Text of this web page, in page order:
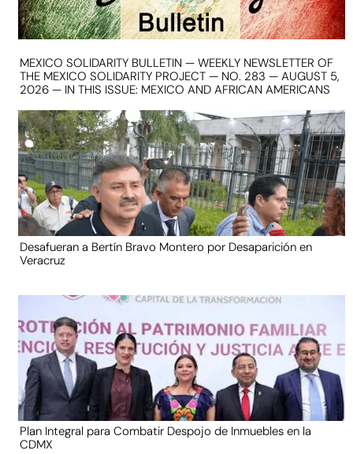
MEXICO SOLIDARITY BULLETIN — WEEKLY NEWSLETTER OF
THE MEXICO SOLIDARITY PROJECT — NO. 283 — AUGUST 5,
2026 — IN THIS ISSUE: MEXICO AND AFRICAN AMERICANS
Desafueran a Bertín Bravo Montero por Desaparición en
Veracruz
Plan Integral para Combatir Despojo de Inmuebles en la
CDMX